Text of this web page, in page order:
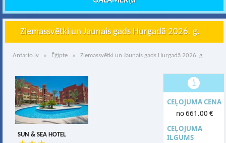
Ziemassvētki un Jaunais gads Hurgadā 2026. g.
Antario.lv » Ēģipte » Ziemassvētki un Jaunais gads Hurgadā 2026. g.
CEĻOJUMA CENA
no 661.00 €
CEĻOJUMA
ILGUMS
SUN & SEA HOTEL